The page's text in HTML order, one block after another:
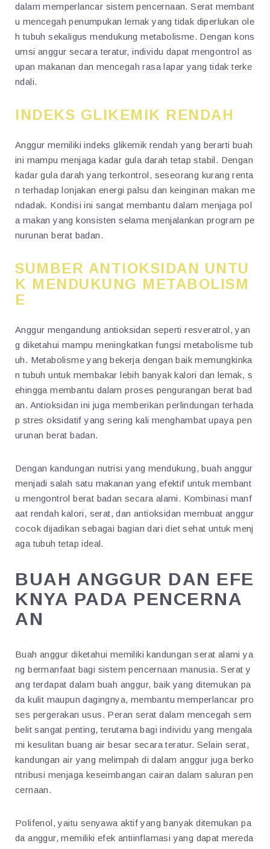
dalam memperlancar sistem pencernaan. Serat membant
u mencegah penumpukan lemak yang tidak diperlukan ole
h tubuh sekaligus mendukung metabolisme. Dengan kons
umsi anggur secara teratur, individu dapat mengontrol as
upan makanan dan mencegah rasa lapar yang tidak terke
ndali.
INDEKS GLIKEMIK RENDAH
Anggur memiliki indeks glikemik rendah yang berarti buah
ini mampu menjaga kadar gula darah tetap stabil. Dengan
kadar gula darah yang terkontrol, seseorang kurang renta
n terhadap lonjakan energi palsu dan keinginan makan me
ndadak. Kondisi ini sangat membantu dalam menjaga pol
a makan yang konsisten selama menjalankan program pe
nurunan berat badan.
SUMBER ANTIOKSIDAN UNTU
K MENDUKUNG METABOLISM
E
Anggur mengandung antioksidan seperti resveratrol, yan
g diketahui mampu meningkatkan fungsi metabolisme tub
uh. Metabolisme yang bekerja dengan baik memungkinka
n tubuh untuk membakar lebih banyak kalori dan lemak, s
ehingga membantu dalam proses pengurangan berat bad
an. Antioksidan ini juga memberikan perlindungan terhada
p stres oksidatif yang sering kali menghambat upaya pen
urunan berat badan.
Dengan kandungan nutrisi yang mendukung, buah anggur
menjadi salah satu makanan yang efektif untuk membant
u mengontrol berat badan secara alami. Kombinasi manf
aat rendah kalori, serat, dan antioksidan membuat anggur
cocok dijadikan sebagai bagian dari diet sehat untuk menj
aga tubuh tetap ideal.
BUAH ANGGUR DAN EFE
KNYA PADA PENCERNA
AN
Buah anggur diketahui memiliki kandungan serat alami ya
ng bermanfaat bagi sistem pencernaan manusia. Serat y
ang terdapat dalam buah anggur, baik yang ditemukan pa
da kulit maupun dagingnya, membantu memperlancar pro
ses pergerakan usus. Peran serat dalam mencegah sem
belit sangat penting, terutama bagi individu yang mengala
mi kesulitan buang air besar secara teratur. Selain serat,
kandungan air yang melimpah di dalam anggur juga berko
ntribusi menjaga keseimbangan cairan dalam saluran pen
cernaan.
Polifenol, yaitu senyawa aktif yang banyak ditemukan pa
da anggur, memiliki efek antiinflamasi yang dapat mereda